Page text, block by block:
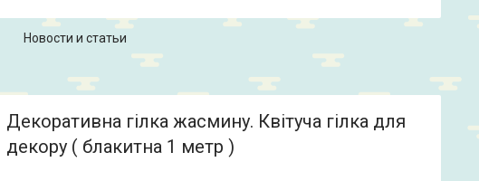
Новости и статьи
Декоративна гілка жасмину. Квітуча гілка для
декору ( блакитна 1 метр )